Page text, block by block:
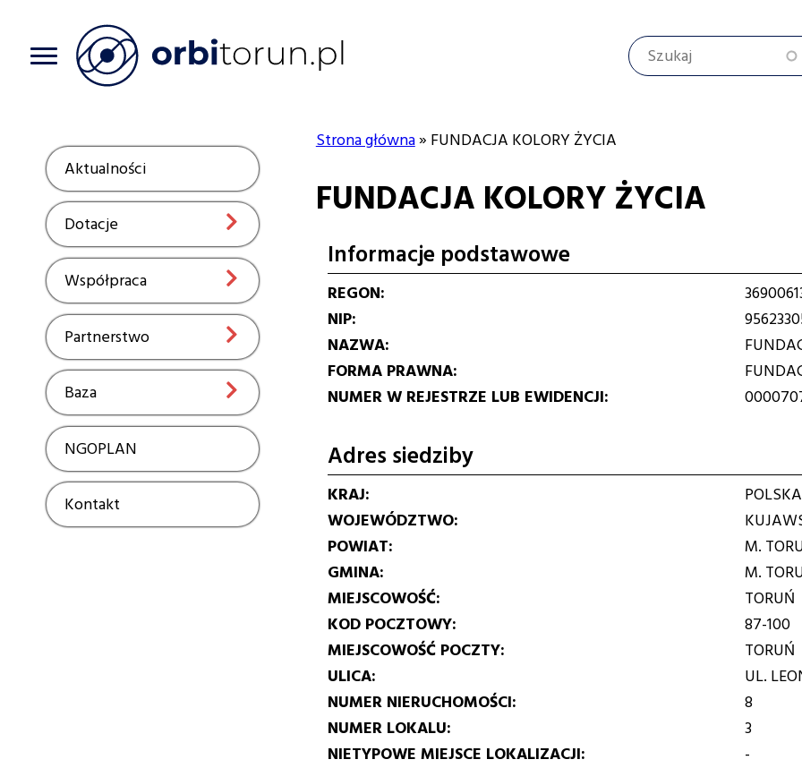
Szukaj
Aktualności Show
Dotacje Show
Współpraca Show
Partnerstwo Show
Baza Show
NGOPLAN Show
Kontakt Show
nawigacyjna
Strona główna FUNDACJA KOLORY ŻYCIA
FUNDACJA KOLORY ŻYCIA
Informacje podstawowe
REGON
NIP
NAZWA
FORMA PRAWNA
NUMER W REJESTRZE LUB EWIDENCJI
Adres siedziby
KRAJ
POLSKA
WOJEWÓDZTWO
POWIAT
M.
GMINA
M.
MIEJSCOWOŚĆ
TORUŃ
KOD POCZTOWY
87-100
MIEJSCOWOŚĆ POCZTY
TORUŃ
ULICA
UL.
NUMER NIERUCHOMOŚCI
8
NUMER LOKALU
3
NIETYPOWE MIEJSCE LOKALIZACJI
-